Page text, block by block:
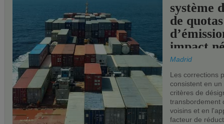
système
de quotas
impact
les ports
Madrid
Les corrections
consistent en
critères de
transbordement
voisins et en
facteur de